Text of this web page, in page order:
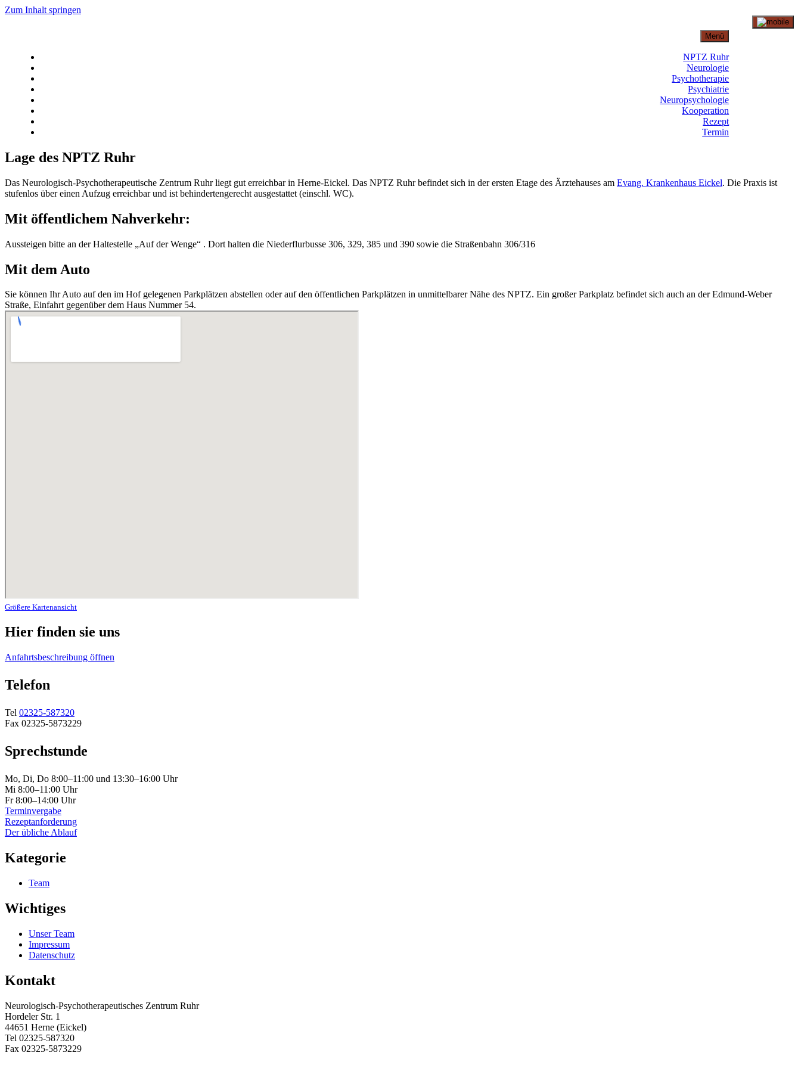
Zum Inhalt springen
Menü
NPTZ Ruhr
Neurologie
Psychotherapie
Psychiatrie
Neuropsychologie
Kooperation
Rezept
Termin
Lage des NPTZ Ruhr
Das Neurologisch-Psychotherapeutische Zentrum Ruhr liegt gut erreichbar in Herne-Eickel. Das NPTZ Ruhr befindet sich in der ersten Etage des Ärztehauses am Evang. Krankenhaus Eickel. Die Praxis ist
stufenlos über einen Aufzug erreichbar und ist behindertengerecht ausgestattet (einschl. WC).
Mit öffentlichem Nahverkehr:
Aussteigen bitte an der Haltestelle „Auf der Wenge“ . Dort halten die Niederflurbusse 306, 329, 385 und 390 sowie die Straßenbahn 306/316
Mit dem Auto
Sie können Ihr Auto auf den im Hof gelegenen Parkplätzen abstellen oder auf den öffentlichen Parkplätzen in unmittelbarer Nähe des NPTZ. Ein großer Parkplatz befindet sich auch an der Edmund-Weber
Straße, Einfahrt gegenüber dem Haus Nummer 54.
Größere Kartenansicht
Hier finden sie uns
Anfahrtsbeschreibung öffnen
Telefon
Tel 02325-587320
Fax 02325-5873229
Sprechstunde
Mo, Di, Do 8:00–11:00 und 13:30–16:00 Uhr
Mi 8:00–11:00 Uhr
Fr 8:00–14:00 Uhr
Terminvergabe
Rezeptanforderung
Der übliche Ablauf
Kategorie
Team
Wichtiges
Unser Team
Impressum
Datenschutz
Kontakt
Neurologisch-Psychotherapeutisches Zentrum Ruhr
Hordeler Str. 1
44651 Herne (Eickel)
Tel 02325-587320
Fax 02325-5873229